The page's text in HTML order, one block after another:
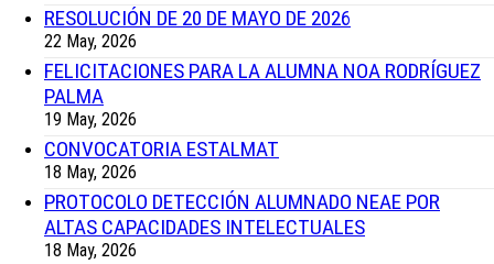
RESOLUCIÓN DE 20 DE MAYO DE 2026
22 May, 2026
FELICITACIONES PARA LA ALUMNA NOA RODRÍGUEZ
PALMA
19 May, 2026
CONVOCATORIA ESTALMAT
18 May, 2026
PROTOCOLO DETECCIÓN ALUMNADO NEAE POR
ALTAS CAPACIDADES INTELECTUALES
18 May, 2026